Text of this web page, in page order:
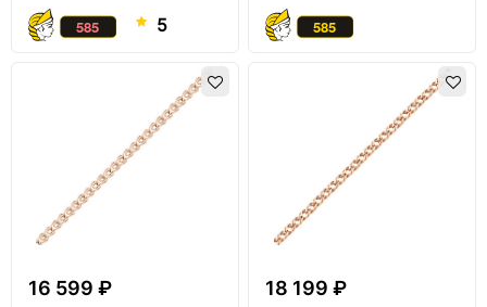
5
16 599 ₽ 18 199 ₽